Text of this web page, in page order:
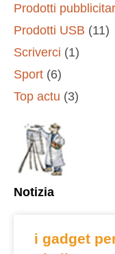
Prodotti
Prodotti USB (11)
Scriverci (1)
Sport (6)
Top actu (3)
Notizia
i gadget